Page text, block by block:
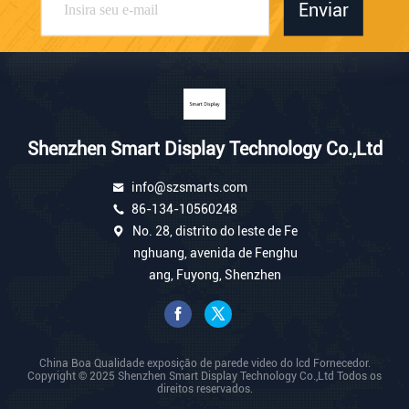
Enviar
Shenzhen Smart Display Technology Co.,Ltd
info@szsmarts.com
86-134-10560248
No. 28, distrito do leste de Fe
nghuang, avenida de Fenghu
ang, Fuyong, Shenzhen
China Boa Qualidade exposição de parede video do lcd Fornecedor.
Copyright © 2025 Shenzhen Smart Display Technology Co.,Ltd Todos os
direitos reservados.